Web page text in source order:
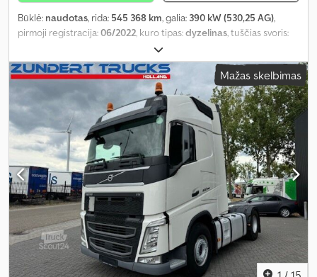
Būklė: naudotas, rida: 545 368 km, galia: 390 kW (530,25 AG),
pirmoji registracija:06/2022, kuro tipas:dyzelinas, tuščias svoris:
, didžiausias leistinas svoris:
20 500 kg, ašių konfigūracija:4x2, ratų bazė:3 800 mm, kita
apžiūra (TÜV):06/2026, spalva:balta, vairuotojo kabina: miegamoji
automatinis, pakaba: plienas-oras, sėdimų
vietų skaičius: 2, Įranga:autonominis šildytuvas, borto
kompiuteris, kruizo kontrolė, oro kondicionavimas, žemas
triukšmo lygis,
Mažas skelbimas